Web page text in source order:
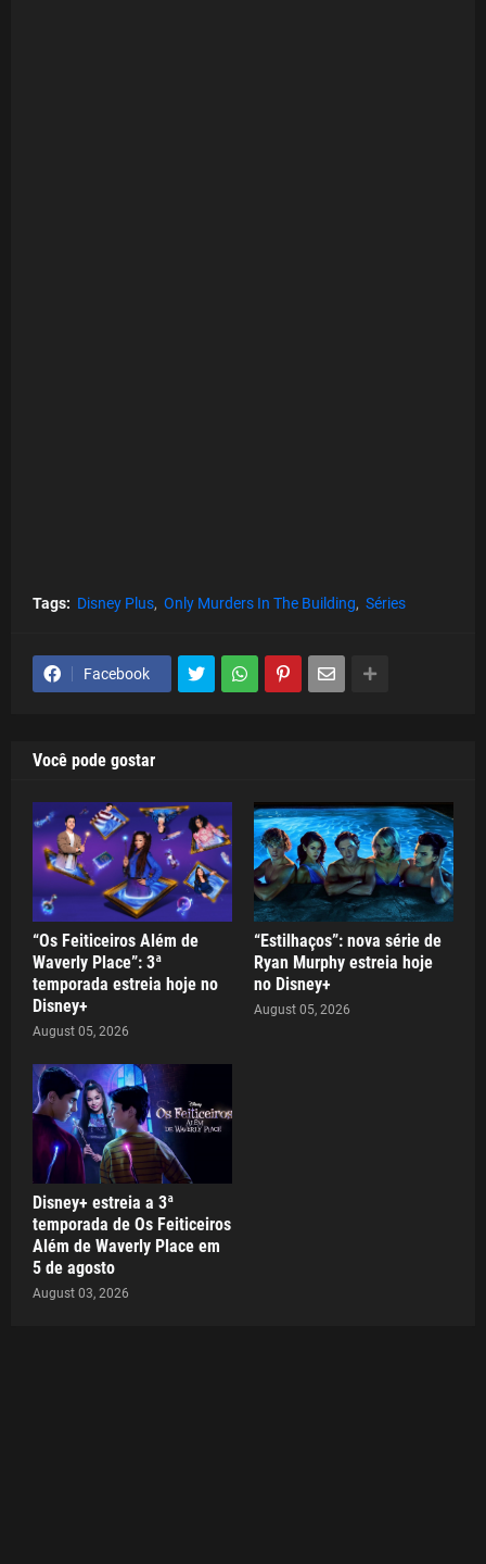
Tags: Disney Plus Only Murders In The Building Séries
Facebook
Você pode gostar
“Os Feiticeiros Além de
Waverly Place”: 3ª
temporada estreia hoje no
Disney+
August 05, 2026
“Estilhaços”: nova série de
Ryan Murphy estreia hoje
no Disney+
August 05, 2026
Disney+ estreia a 3ª
temporada de Os Feiticeiros
Além de Waverly Place em
5 de agosto
August 03, 2026